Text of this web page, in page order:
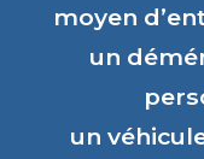
moyen
un
un